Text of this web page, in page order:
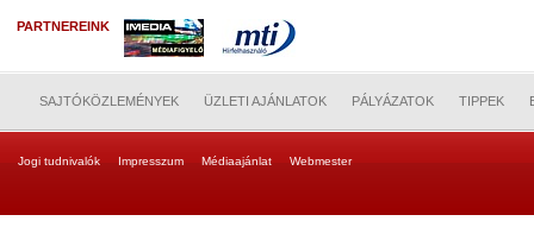
PARTNEREINK
SAJTÓKÖZLEMÉNYEK ÜZLETI AJÁNLATOK PÁLYÁZATOK TIPPEK
Jogi tudnivalók Impresszum Médiaajánlat Webmester